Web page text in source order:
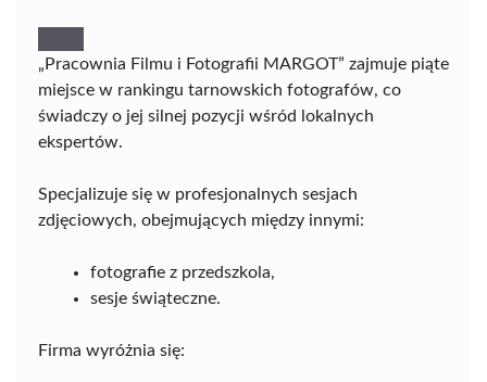
„Pracownia Filmu i Fotografii MARGOT” zajmuje piąte
miejsce w rankingu tarnowskich fotografów, co
świadczy o jej silnej pozycji wśród lokalnych
ekspertów.
Specjalizuje się w profesjonalnych sesjach
zdjęciowych, obejmujących między innymi:
fotografie z przedszkola,
sesje świąteczne.
Firma wyróżnia się: